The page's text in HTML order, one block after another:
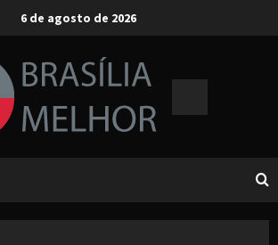
6 de agosto de 2026